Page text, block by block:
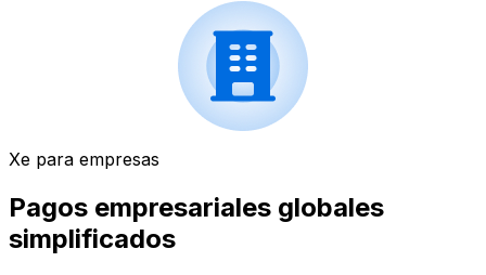
Xe para empresas
Pagos empresariales globales
simplificados